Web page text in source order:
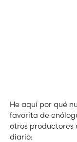
He aquí por qué
favorita de
otros productores
diario: